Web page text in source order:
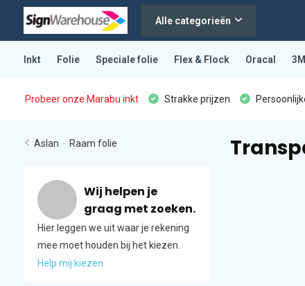
Alle categorieën
Inkt Folie Speciale folie Flex & Flock Oracal 3M
Probeer onze Marabu inkt Strakke prijzen
Aslan - Raam folie
Wij helpen je
graag met zoeken.
Hier leggen we uit waar je rekening
mee moet houden bij het kiezen.
Help mij kiezen